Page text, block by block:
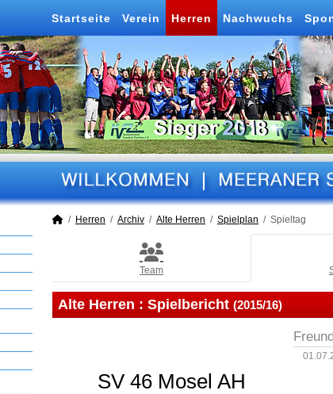
Startseite Verein Herren Nachwuchs
Herren Archiv Alte Herren Spielplan Spieltag
Team
Alte Herren : Spielbericht (2015/16)
SV 46 Mosel AH